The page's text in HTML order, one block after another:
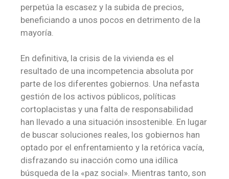
perpetúa la escasez y la subida de precios,
beneficiando a unos pocos en detrimento de la
mayoría.
En definitiva, la crisis de la vivienda es el
resultado de una incompetencia absoluta por
parte de los diferentes gobiernos. Una nefasta
gestión de los activos públicos, políticas
cortoplacistas y una falta de responsabilidad
han llevado a una situación insostenible. En lugar
de buscar soluciones reales, los gobiernos han
optado por el enfrentamiento y la retórica vacía,
disfrazando su inacción como una idílica
búsqueda de la «paz social». Mientras tanto, son